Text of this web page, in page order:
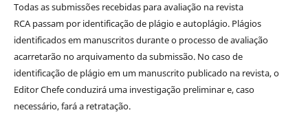
Todas as submissões recebidas para avaliação na revista
RCA passam por identificação de plágio e autoplágio. Plágios
identificados em manuscritos durante o processo de avaliação
acarretarão no arquivamento da submissão. No caso de
identificação de plágio em um manuscrito publicado na revista, o
Editor Chefe conduzirá uma investigação preliminar e, caso
necessário, fará a retratação.